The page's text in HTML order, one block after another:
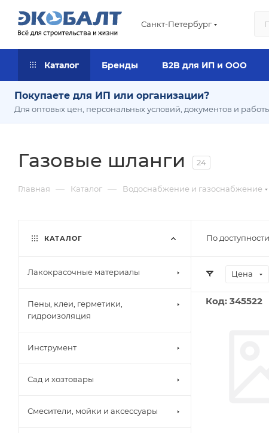
Санкт-Петербург
Каталог Бренды B2B для ИП и ООО
Покупаете для ИП или организации?
Для оптовых цен, персональных условий, документов и
Газовые шланги 24
Главная — Каталог — Водоснабжение и газоснабжение
По
Цена
Код: 345522
КАТАЛОГ
Лакокрасочные материалы
Пены, клеи, герметики,
гидроизоляция
Инструмент
Сад и хозтовары
Смесители, мойки и аксессуары